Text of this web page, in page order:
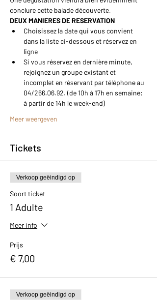
conclure cette balade découverte.
DEUX MANIERES DE RESERVATION
Choisissez la date qui vous convient
dans la liste ci-dessous et réservez en
ligne
Si vous réservez en dernière minute,
rejoignez un groupe existant et
incomplet en réservant par téléphone au
04/266.06.92. (de 10h à 17h en semaine;
à partir de 14h le week-end)
Meer weergeven
Tickets
Verkoop geëindigd op
Soort ticket
1 Adulte
Meer info
Prijs
€ 7,00
Verkoop geëindigd op